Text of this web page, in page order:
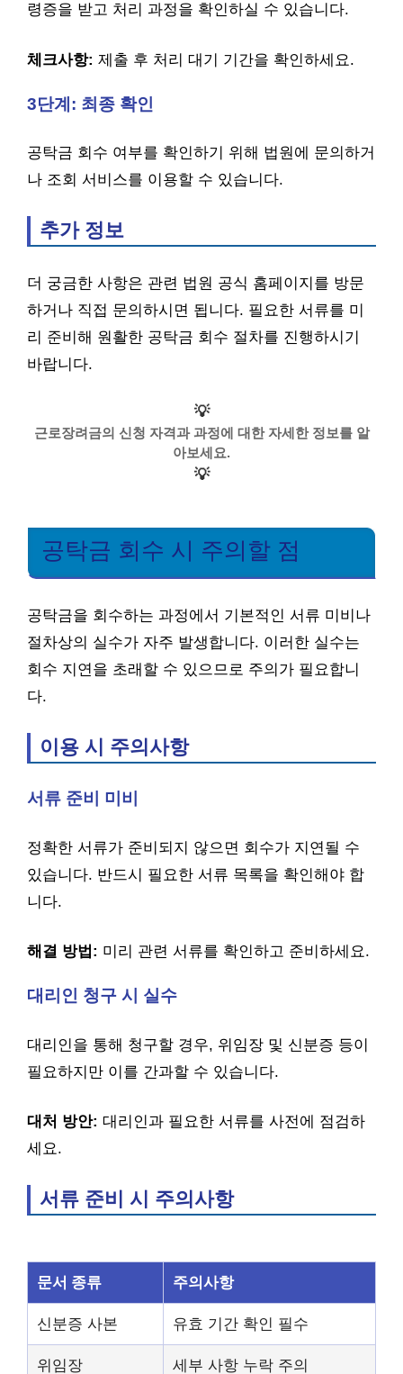
령증을 받고 처리 과정을 확인하실 수 있습니다.
체크사항: 제출 후 처리 대기 기간을 확인하세요.
3단계: 최종 확인
공탁금 회수 여부를 확인하기 위해 법원에 문의하거
나 조회 서비스를 이용할 수 있습니다.
추가 정보
더 궁금한 사항은 관련 법원 공식 홈페이지를 방문
하거나 직접 문의하시면 됩니다. 필요한 서류를 미
리 준비해 원활한 공탁금 회수 절차를 진행하시기
바랍니다.
💡
근로장려금의 신청 자격과 과정에 대한 자세한 정보를 알
아보세요.
💡
공탁금 회수 시 주의할 점
공탁금을 회수하는 과정에서 기본적인 서류 미비나
절차상의 실수가 자주 발생합니다. 이러한 실수는
회수 지연을 초래할 수 있으므로 주의가 필요합니
다.
이용 시 주의사항
서류 준비 미비
정확한 서류가 준비되지 않으면 회수가 지연될 수
있습니다. 반드시 필요한 서류 목록을 확인해야 합
니다.
해결 방법: 미리 관련 서류를 확인하고 준비하세요.
대리인 청구 시 실수
대리인을 통해 청구할 경우, 위임장 및 신분증 등이
필요하지만 이를 간과할 수 있습니다.
대처 방안: 대리인과 필요한 서류를 사전에 점검하
세요.
서류 준비 시 주의사항
문서 종류 주의사항
신분증 사본 유효 기간 확인 필수
위임장 세부 사항 누락 주의